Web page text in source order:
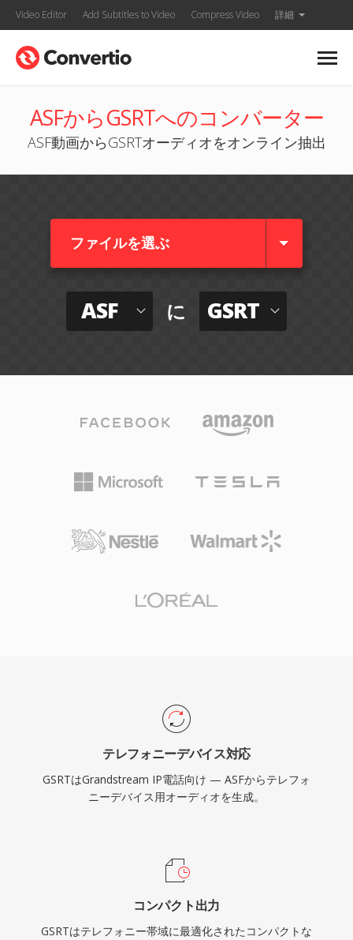
Video Editor Add Subtitles to Video Compress Video 詳細
ASFからGSRTへのコンバーター
ASF動画からGSRTオーディオをオンライン抽出
ファイルを選ぶ
ASF に GSRT
テレフォニーデバイス対応
GSRTはGrandstream IP電話向け — ASFからテレフォ
ニーデバイス用オーディオを生成。
コンパクト出力
GSRTはテレフォニー帯域に最適化されたコンパクトな